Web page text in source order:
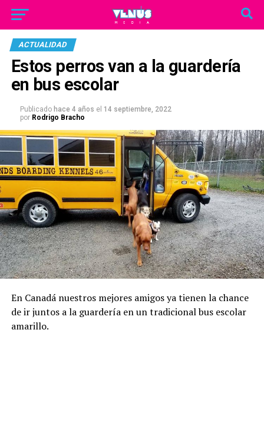
ACTUALIDAD
Estos perros van a la guardería
en bus escolar
Publicado hace 4 años el 14 septiembre, 2022
por Rodrigo Bracho
En Canadá nuestros mejores amigos ya tienen la chance
de ir juntos a la guardería en un tradicional bus escolar
amarillo.